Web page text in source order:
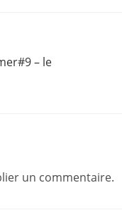
– le
un commentaire.